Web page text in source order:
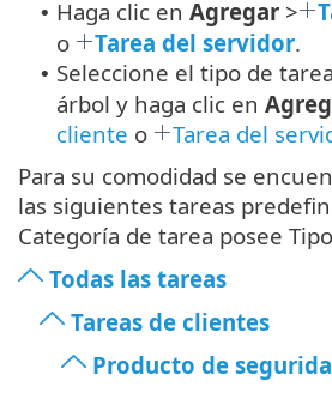
• Haga clic en Agregar >
o
Tarea del servidor.
• Seleccione el tipo de
árbol y haga clic en
cliente o Tarea del
Para su comodidad se
las siguientes tareas
Categoría de tarea posee
Todas las tareas
Tareas de clientes
Producto de